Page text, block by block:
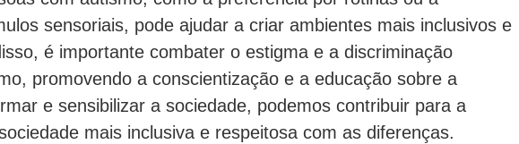
sensoriais, pode ajudar a criar ambientes mais inclusivos e
é importante combater o estigma e a discriminação
promovendo a conscientização e a educação sobre a
e sensibilizar a sociedade, podemos contribuir para a
mais inclusiva e respeitosa com as diferenças.